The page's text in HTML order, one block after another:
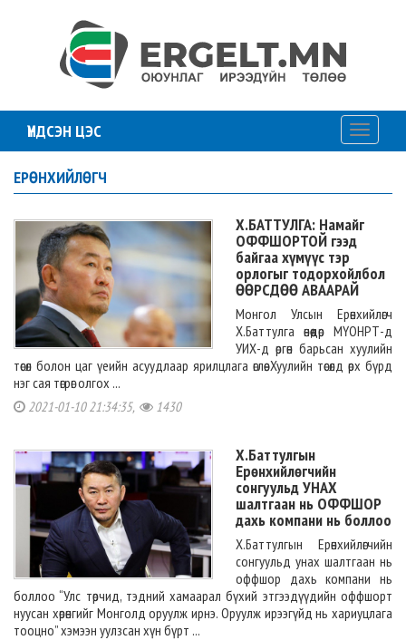
ҮНДСЭН ЦЭС
Toggle
ЕРӨНХИЙЛӨГЧ
Х.БАТТУЛГА: Намайг
ОФФШОРТОЙ гээд
байгаа хүмүүс тэр
орлогыг тодорхойлбол
ӨӨРСДӨӨ АВААРАЙ
Монгол Улсын Ерөнхийлөгч
Х.Баттулга өнөөдөр МҮОНРТ-д
УИХ-д өргөн барьсан хуулийн
төсөл болон цаг үеийн асуудлаар ярилцлага өглөө. Хуулийн төсөлд өрх бүрд
нэг сая төгрөг олгох ...
2021-01-10 21:34:35, 1430
Х.Баттулгын
Ерөнхийлөгчийн
сонгуульд УНАХ
шалтгаан нь ОФФШОР
дахь компани нь боллоо
Х.Баттулгын Ерөнхийлөгчийн
сонгуульд унах шалтгаан нь
оффшор дахь компани нь
боллоо “Улс төрчид, тэдний хамаарал бүхий этгээдүүдийн оффшорт
нуусан хөрөнгийг Монголд оруулж ирнэ. Оруулж ирээгүйд нь хариуцлага
тооцно” хэмээн уулзсан хүн бүрт ...